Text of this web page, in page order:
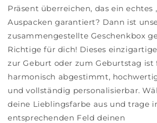
Präsent überreichen, das ein echtes
Auspacken garantiert? Dann ist
zusammengestellte Geschenkbox
Richtige für dich! Dieses
zur Geburt oder zum Geburtstag ist
harmonisch abgestimmt,
und vollständig personalisierbar.
deine Lieblingsfarbe aus und trage
entsprechenden Feld deinen